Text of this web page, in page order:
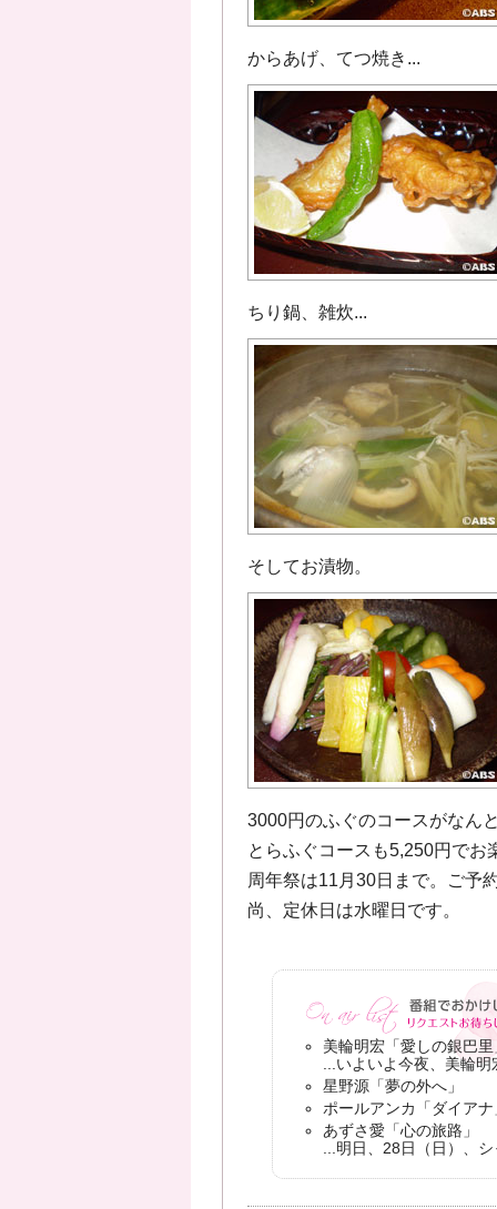
からあげ、てつ焼き...
ちり鍋、雑炊...
そしてお漬物。
3000円のふぐのコースがなん
とらふぐコースも5,250円でお
周年祭は11月30日まで。ご予
尚、定休日は水曜日です。
美輪明宏「愛しの銀巴里
...いよいよ今夜、美輪
星野源「夢の外へ」
ポールアンカ「ダイアナ
あずさ愛「心の旅路」
...明日、28日（日）、